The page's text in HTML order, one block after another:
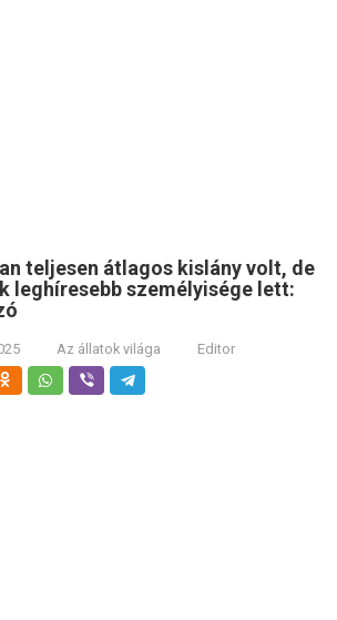
teljesen átlagos kislány volt, de
leghíresebb személyisége lett:
Az állatok világa Editor